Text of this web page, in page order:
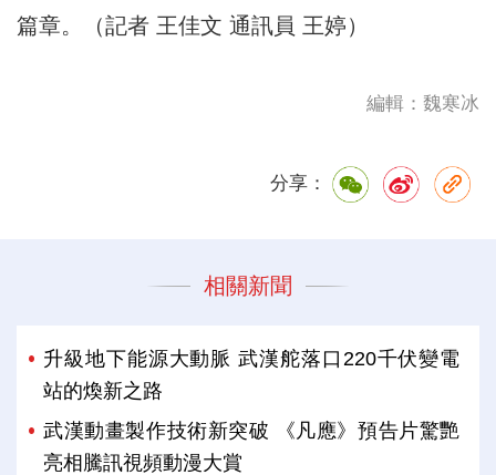
篇章。（記者 王佳文 通訊員 王婷）
編輯：魏寒冰
分享：
相關新聞
升級地下能源大動脈 武漢舵落口220千伏變電
站的煥新之路
武漢動畫製作技術新突破 《凡應》預告片驚艷
亮相騰訊視頻動漫大賞